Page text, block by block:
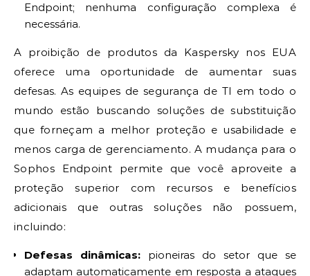
Endpoint; nenhuma configuração complexa é
necessária.
A proibição de produtos da Kaspersky nos EUA
oferece uma oportunidade de aumentar suas
defesas. As equipes de segurança de TI em todo o
mundo estão buscando soluções de substituição
que forneçam a melhor proteção e usabilidade e
menos carga de gerenciamento. A mudança para o
Sophos Endpoint permite que você aproveite a
proteção superior com recursos e benefícios
adicionais que outras soluções não possuem,
incluindo:
Defesas dinâmicas: pioneiras do setor que se
adaptam automaticamente em resposta a ataques